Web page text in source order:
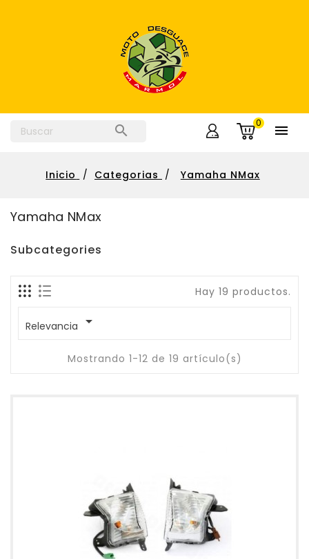
 
0
Inicio Categorias Yamaha NMax
Yamaha NMax
Subcategories
Hay 19 productos.
Relevancia 
Mostrando 1-12 de 19 artículo(s)